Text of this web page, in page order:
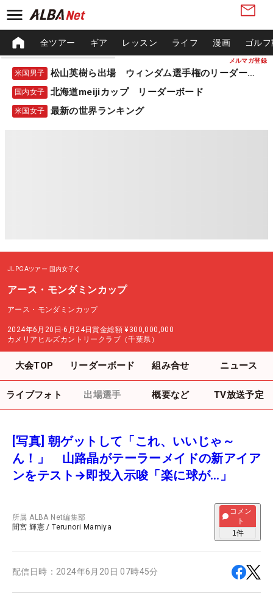
メルマガ登録
全ツアー ギア レッスン ライフ 漫画 ゴル
米国男子 松山英樹ら出場 ウィンダム選手権のリーダーボード
国内女子 北海道meijiカップ リーダーボード
米国女子 最新の世界ランキング
JLPGAツアー 国内女子
アース・モンダミンカップ
アース・モンダミンカップ
2024年6月20日-6月24日賞金総額 ¥300,000,000
カメリアヒルズカントリークラブ（千葉県）
大会TOP リーダーボード 組み合せ ニュース
ライブフォト 出場選手 概要など TV放送予定
[写真] 朝ゲットして「これ、いいじゃ～
ん！」 山路晶がテーラーメイドの新アイア
ンをテスト→即投入示唆「楽に球が…」
所属ALBA Net編集部
間宮 輝憲 /Terunori Mamiya
コメン
ト
1件
配信日時： 2024年6月20日 07時45分